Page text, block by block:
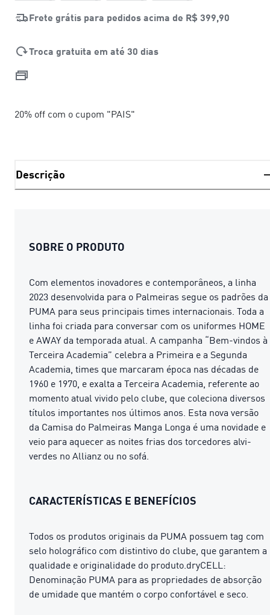
Frete grátis para pedidos acima de R$ 399,90
Troca gratuita em até 30 dias
20% off com o cupom "PAIS"
Descrição
SOBRE O PRODUTO
Com elementos inovadores e contemporâneos, a linha
2023 desenvolvida para o Palmeiras segue os padrões da
PUMA para seus principais times internacionais. Toda a
linha foi criada para conversar com os uniformes HOME
e AWAY da temporada atual. A campanha “Bem-vindos à
Terceira Academia” celebra a Primeira e a Segunda
Academia, times que marcaram época nas décadas de
1960 e 1970, e exalta a Terceira Academia, referente ao
momento atual vivido pelo clube, que coleciona diversos
títulos importantes nos últimos anos. Esta nova versão
da Camisa do Palmeiras Manga Longa é uma novidade e
veio para aquecer as noites frias dos torcedores alvi-
verdes no Allianz ou no sofá.
CARACTERÍSTICAS E BENEFÍCIOS
Todos os produtos originais da PUMA possuem tag com
selo holográfico com distintivo do clube, que garantem a
qualidade e originalidade do produto.dryCELL:
Denominação PUMA para as propriedades de absorção
de umidade que mantém o corpo confortável e seco.